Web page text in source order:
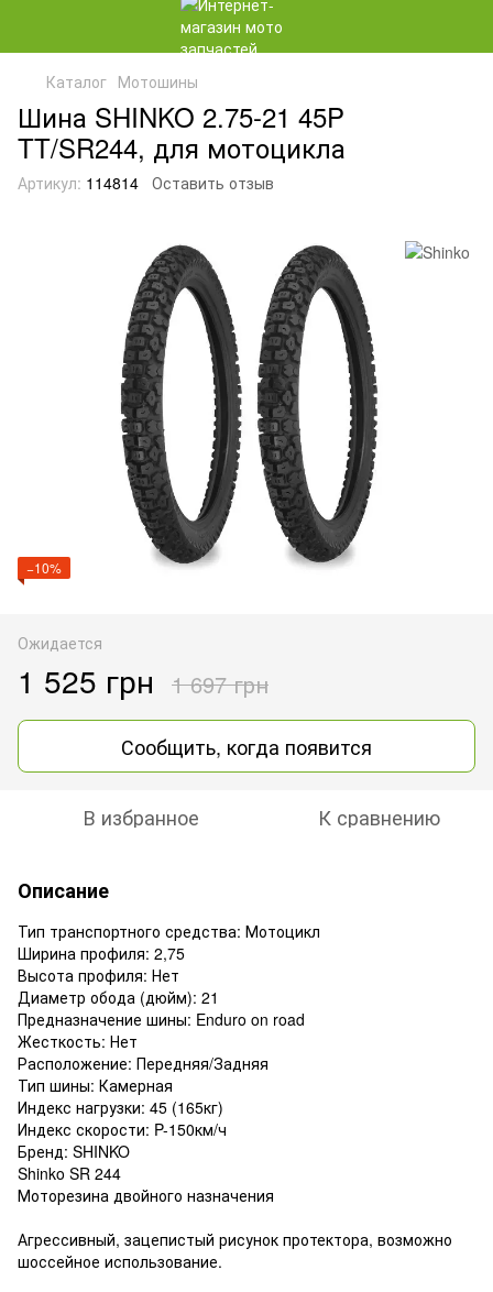
Каталог Мотошины
Шина SHINKO 2.75-21 45P
TT/SR244, для мотоцикла
Артикул: 114814 Оставить отзыв
−10%
Ожидается
1 525 грн 1 697 грн
Сообщить, когда появится
В избранное К сравнению
Описание
Тип транспортного средства: Мотоцикл
Ширина профиля: 2,75
Высота профиля: Нет
Диаметр обода (дюйм): 21
Предназначение шины: Enduro on road
Жесткость: Нет
Расположение: Передняя/Задняя
Тип шины: Камерная
Индекс нагрузки: 45 (165кг)
Индекс скорости: P-150км/ч
Бренд: SHINKO
Shinko SR 244
Моторезина двойного назначения
Агрессивный, зацепистый рисунок протектора, возможно
шоссейное использование.